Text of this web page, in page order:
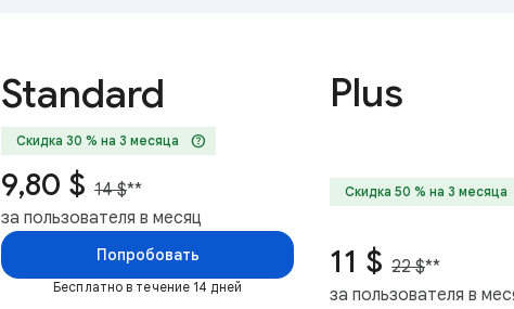
Standard
Скидка 30 % на 3 месяца help
9,80 $ 14 $**
за пользователя в месяц
Попробовать
Бесплатно в течение 14 дней
Plus
Скидка 50 % на 3 месяца
11 $ 22 $**
за пользователя в